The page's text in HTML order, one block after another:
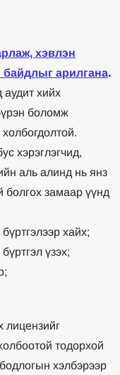
хэвлэн
байдлыг арилгана.
аудит хийх
боломж
хэрэглэгчид,
аль алинд нь янз
замаар үүнд
хайх;
үзэх;
лицензийг
тодорхой
хэлбэрээр